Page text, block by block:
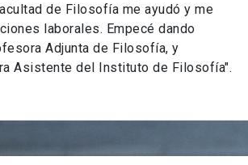
de Filosofía me ayudó y me
laborales. Empecé dando
Adjunta de Filosofía, y
Asistente del Instituto de Filosofía".